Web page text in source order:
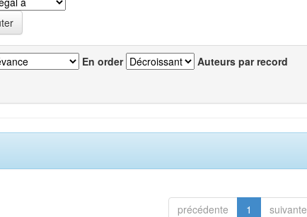
En order Auteurs par record
précédente 1 suivante